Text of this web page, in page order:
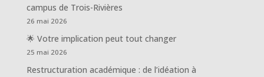
campus de Trois-Rivières
26 mai 2026
🌟 Votre implication peut tout changer
25 mai 2026
Restructuration académique : de l’idéation à